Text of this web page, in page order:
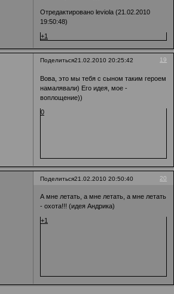
Отредактировано leviola (21.02.2010
19:50:48)
+1
Поделиться 19
21.02.2010 20:25:42
Вова, это мы тебя с сыном таким героем
намалявали) Его идея, мое -
воплощение))
0
Поделиться 20
21.02.2010 20:50:40
А мне летать, а мне летать, а мне летать
- охота!!! (идея Андрика)
+1